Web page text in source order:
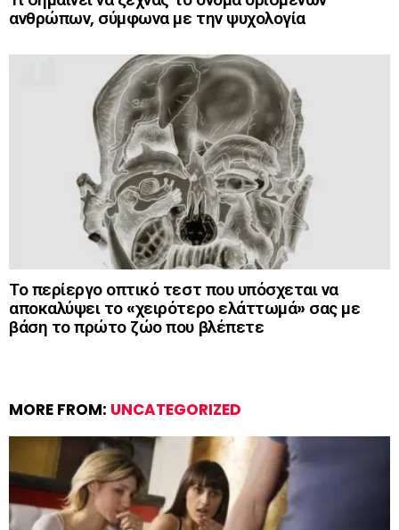
ανθρώπων, σύμφωνα με την ψυχολογία
Το περίεργο οπτικό τεστ που υπόσχεται να
αποκαλύψει το «χειρότερο ελάττωμά» σας με
βάση το πρώτο ζώο που βλέπετε
MORE FROM: UNCATEGORIZED